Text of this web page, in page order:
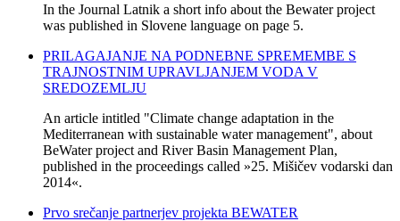
In the Journal Latnik a short info about the Bewater project
was published in Slovene language on page 5.
PRILAGAJANJE NA PODNEBNE SPREMEMBE S
TRAJNOSTNIM UPRAVLJANJEM VODA V
SREDOZEMLJU
An article intitled "Climate change adaptation in the
Mediterranean with sustainable water management", about
BeWater project and River Basin Management Plan,
published in the proceedings called »25. Mišičev vodarski dan
2014«.
Prvo srečanje partnerjev projekta BEWATER